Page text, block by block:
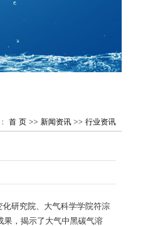
首 页 >> 新闻资讯 >> 行业资讯
研究院、大气科学学院符淙
果，揭示了大气中黑碳气溶